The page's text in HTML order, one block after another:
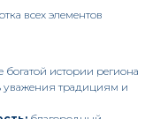
всех элементов
богатой истории региона
уважения традициям и